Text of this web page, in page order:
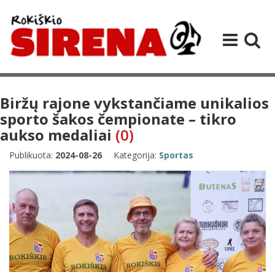
Biržų rajone vykstančiame unikalios
sporto šakos čempionate – tikro
aukso medaliai (0)
Publikuota: 2024-08-26 Kategorija: Sportas